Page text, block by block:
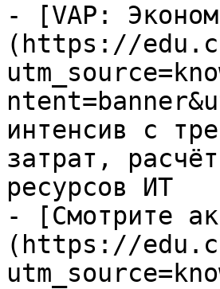
- [VAP:
(https://
интенсив с
затрат,
ресурсов ИТ
- [Смотрите
(https://